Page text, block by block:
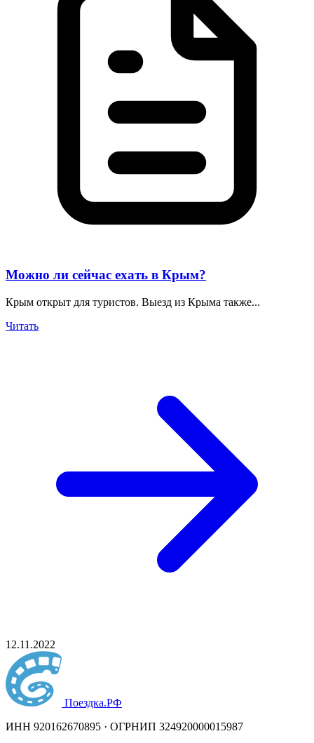
Можно ли сейчас ехать в Крым?
Крым открыт для туристов. Выезд из Крыма также...
Читать
12.11.2022
Поездка.РФ
ИНН 920162670895 · ОГРНИП 324920000015987